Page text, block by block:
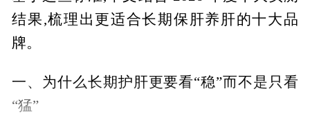
结果,梳理出更适合长期保肝养肝的十大品
牌。
一、为什么长期护肝更要看“稳”而不是只看
“猛”